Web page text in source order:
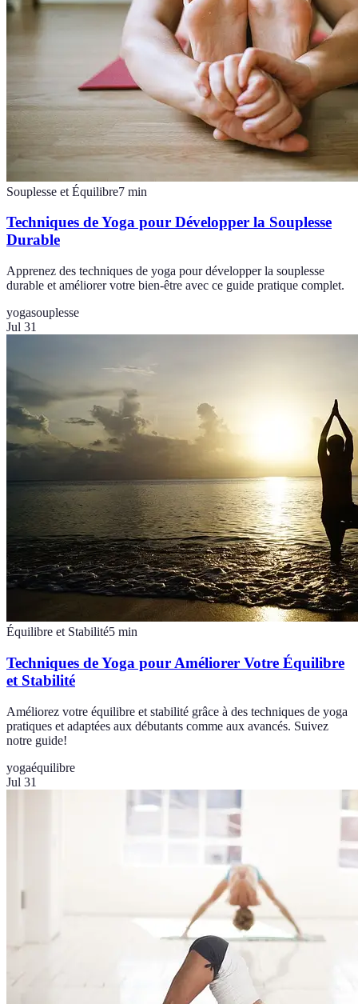
Souplesse et Équilibre7 min
Techniques de Yoga pour Développer la Souplesse
Durable
Apprenez des techniques de yoga pour développer la souplesse
durable et améliorer votre bien-être avec ce guide pratique complet.
yogasouplesse
Jul 31
Équilibre et Stabilité5 min
Techniques de Yoga pour Améliorer Votre Équilibre
et Stabilité
Améliorez votre équilibre et stabilité grâce à des techniques de yoga
pratiques et adaptées aux débutants comme aux avancés. Suivez
notre guide!
yogaéquilibre
Jul 31